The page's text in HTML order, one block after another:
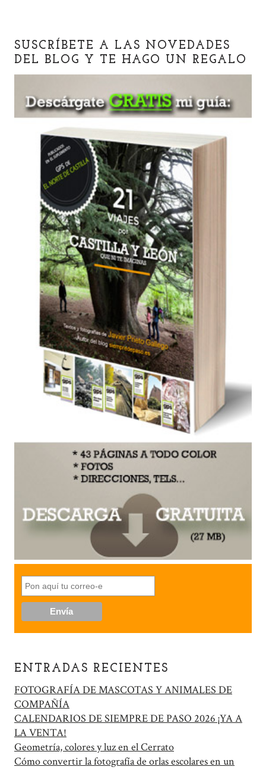
SUSCRÍBETE A LAS NOVEDADES
DEL BLOG Y TE HAGO UN REGALO
ENTRADAS RECIENTES
FOTOGRAFÍA DE MASCOTAS Y ANIMALES DE
COMPAÑÍA
CALENDARIOS DE SIEMPRE DE PASO 2026 ¡YA A
LA VENTA!
Geometría, colores y luz en el Cerrato
Cómo convertir la fotografía de orlas escolares en un